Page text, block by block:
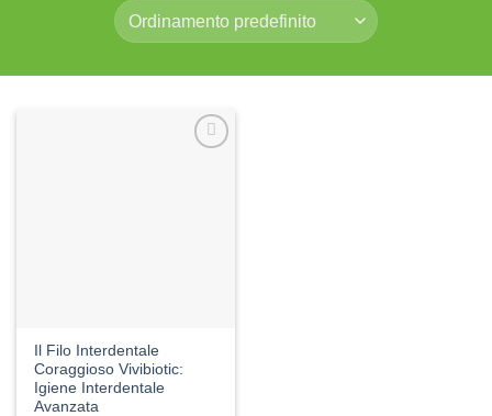
Il Filo Interdentale
Coraggioso Vivibiotic:
Igiene Interdentale
Avanzata